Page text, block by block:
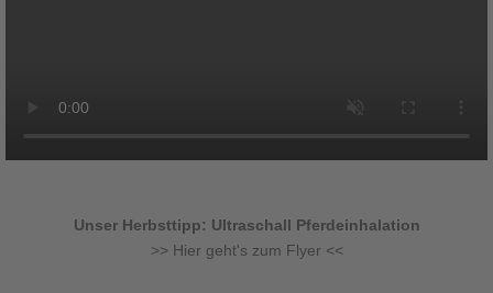
Unser Herbsttipp: Ultraschall Pferdeinhalation
>> Hier geht's zum Flyer <<